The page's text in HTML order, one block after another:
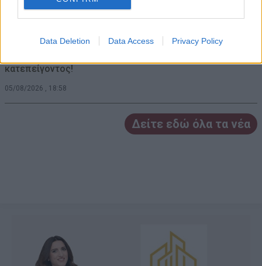
Data Deletion Data Access Privacy Policy
05/08/2026 , 19:08
Συμπαράταξη Λαρισαίων: 5 εκατομμύρια
κατεπείγοντος!
05/08/2026 , 18:58
Δείτε εδώ όλα τα νέα